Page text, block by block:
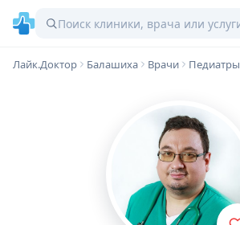
Лайк.Доктор Балашиха Врачи Педиатры